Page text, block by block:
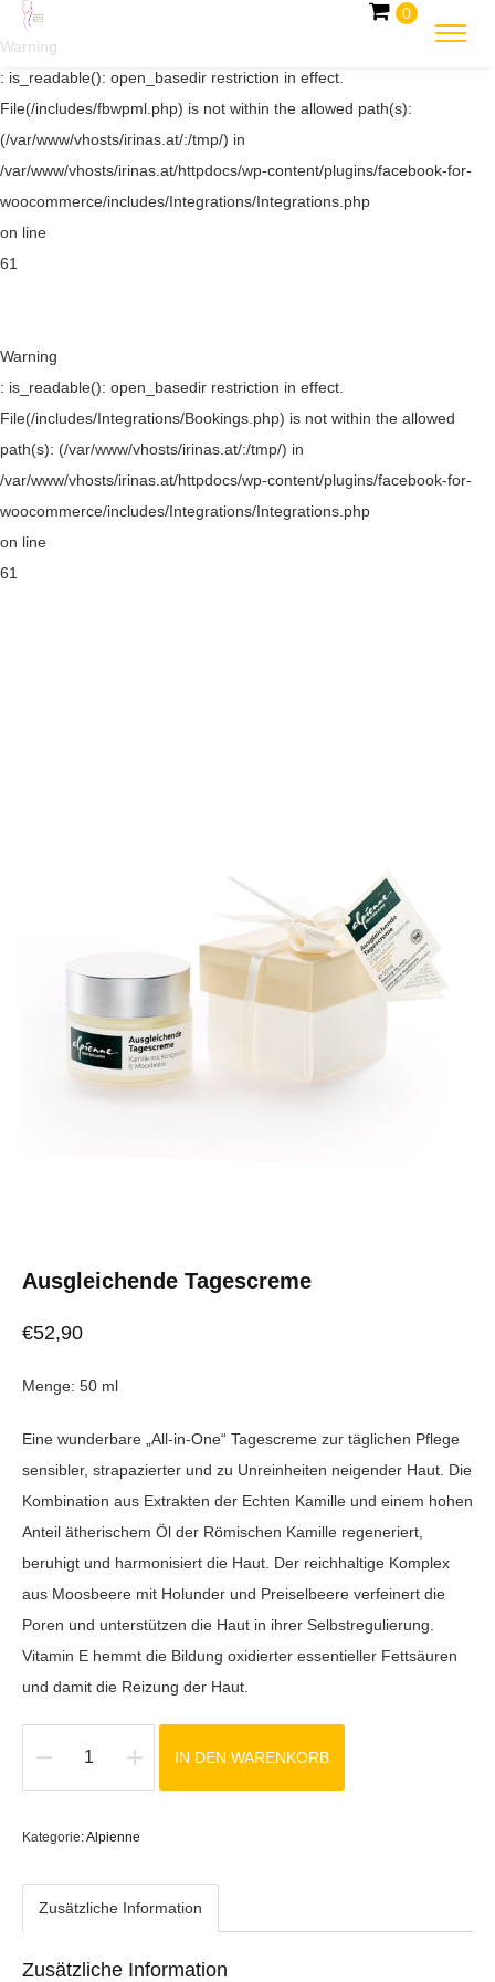
Warning
: is_readable(): open_basedir restriction in effect.
File(/includes/fbwpml.php) is not within the allowed path(s):
(/var/www/vhosts/irinas.at/:/tmp/) in
/var/www/vhosts/irinas.at/httpdocs/wp-content/plugins/facebook-for-
woocommerce/includes/Integrations/Integrations.php
on line
61
Warning
: is_readable(): open_basedir restriction in effect.
File(/includes/Integrations/Bookings.php) is not within the allowed
path(s): (/var/www/vhosts/irinas.at/:/tmp/) in
/var/www/vhosts/irinas.at/httpdocs/wp-content/plugins/facebook-for-
woocommerce/includes/Integrations/Integrations.php
on line
61
0
Ausgleichende Tagescreme
€52,90
Menge: 50 ml
Eine wunderbare „All-in-One“ Tagescreme zur täglichen Pflege
sensibler, strapazierter und zu Unreinheiten neigender Haut. Die
Kombination aus Extrakten der Echten Kamille und einem hohen
Anteil ätherischem Öl der Römischen Kamille regeneriert,
beruhigt und harmonisiert die Haut. Der reichhaltige Komplex
aus Moosbeere mit Holunder und Preiselbeere verfeinert die
Poren und unterstützen die Haut in ihrer Selbstregulierung.
Vitamin E hemmt die Bildung oxidierter essentieller Fettsäuren
und damit die Reizung der Haut.
Menge
IN DEN WARENKORB
Kategorie:Alpienne
Zusätzliche Information
Zusätzliche Information